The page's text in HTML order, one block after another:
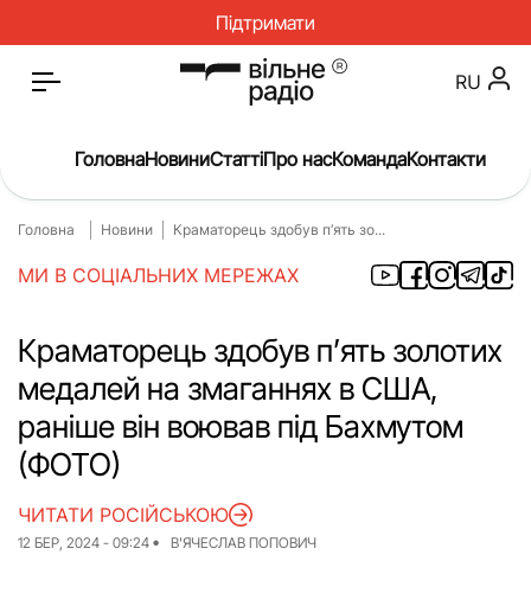
Підтримати
Головна
Новини
Окупація
Про нас
Війна
Гроші
Освіта
Інструкції
Медицина
ЖКГ
RU
ГоловнаНовиниСтаттіПро насКомандаКонтакти
Головна Новини Краматорець здобув п’ять зо...
МИ В СОЦІАЛЬНИХ МЕРЕЖАХ
Краматорець здобув п’ять золотих
медалей на змаганнях в США,
раніше він воював під Бахмутом
(ФОТО)
12 БЕР, 2024 - 09:24 В'ЯЧЕСЛАВ ПОПОВИЧ
ЧИТАТИ РОСІЙСЬКОЮ